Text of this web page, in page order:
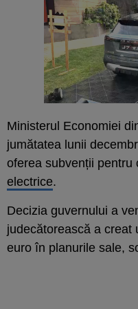
Ministerul Economiei
jumătatea lunii
oferea subvenții pentru
electrice.
Decizia guvernului a
judecătorească a creat
euro în planurile sale,